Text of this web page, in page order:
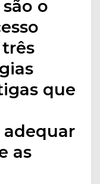
o
que
adequar
as